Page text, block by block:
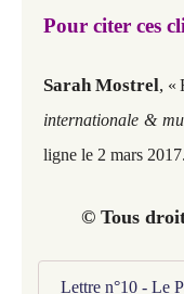
Pour citer ces
Sarah Mostrel, «
internationale &
ligne le 2 mars
© Tous
Lettre n°10 - Le